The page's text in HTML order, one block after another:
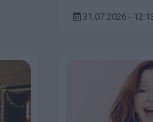
31.07.2026 -